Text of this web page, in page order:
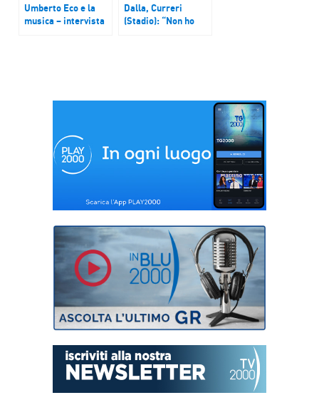
Umberto Eco e la
musica – intervista
Dalla, Curreri
(Stadio): “Non ho